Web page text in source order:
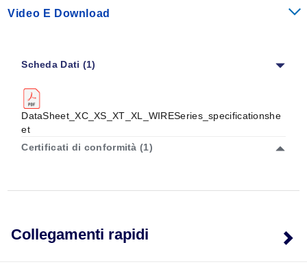
Video E Download
Scheda Dati (1)
DataSheet_XC_XS_XT_XL_WIRESeries_specificationshe
et
Certificati di conformità (1)
Collegamenti rapidi